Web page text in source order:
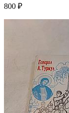
800 ₽